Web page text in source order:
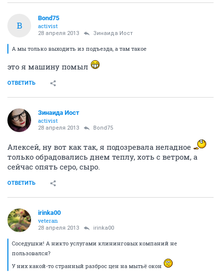
B
Bond75
activist
28 апреля 2013 Зинаида Иост
А мы только выходить из подъезда, а там такое
это я машину помыл
ОТВЕТИТЬ
Зинаида Иост
activist
28 апреля 2013 Bond75
Алексей, ну вот как так, я подозревала неладное
только обрадовались днем теплу, хоть с ветром, а
сейчас опять серо, сыро.
ОТВЕТИТЬ
irinka00
veteran
28 апреля 2013 irinka00
Соседушки! А никто услугами клининговых компаний не
пользовался?
У них какой-то странный разброс цен на мытьё окон